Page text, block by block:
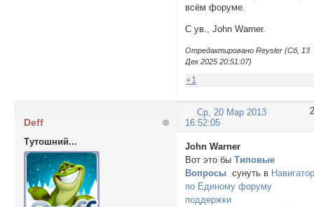
всём форуме.
С ув., John Warner.
Отредактировано Reysler (Сб, 13
Дек 2025 20:51:07)
+1
2
Ср, 20 Мар 2013
16:52:05
Deff
Тутошний...
John Warner
Вот это быТиповые
Вопросы сунуть в
по Единому форуму
поддержки